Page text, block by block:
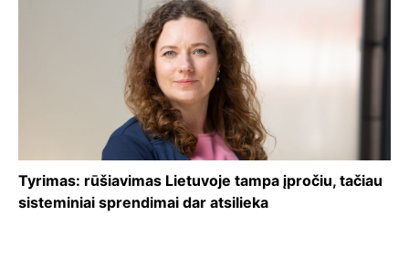
Tyrimas: rūšiavimas Lietuvoje tampa įpročiu, tačiau
sisteminiai sprendimai dar atsilieka